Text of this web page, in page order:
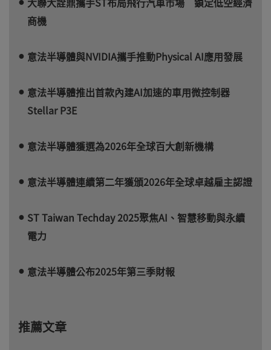
商機
意法半導體與NVIDIA攜手推動Physical AI應用發展
意法半導體推出首款內建AI加速的車用微控制器
Stellar P3E
意法半導體獲選為2026年全球百大創新機構
意法半導體連續第二年獲頒2026年全球卓越雇主認證
ST Taiwan Techday 2025聚焦AI、智慧移動與永續
電力
意法半導體公布2025年第三季財報
推薦文章